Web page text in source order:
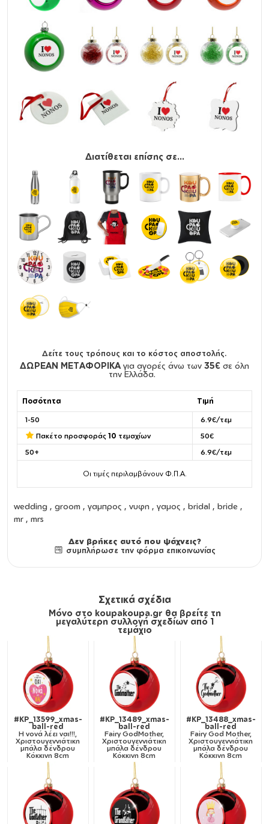
Διατίθεται επίσης σε...
Δείτε τους τρόπους και το κόστος αποστολής.
ΔΩΡΕΑΝ ΜΕΤΑΦΟΡΙΚΑ για αγορές άνω των 35€ σε όλη
την Ελλάδα.
Ποσότητα Τιμή
1-50
6.9€/τεμ
Πακέτο προσφοράς 10 τεμαχίων
50€
50+
6.9€/τεμ
Οι τιμές περιλαμβάνουν Φ.Π.Α.
wedding , groom , γαμπρος , νυφη , γαμος , bridal , bride ,
mr , mrs
Δεν βρήκες αυτό που ψάχνεις?
συμπλήρωσε την φόρμα επικοινωνίας
Σχετικά σχέδια
Μόνο στο koupakoupa.gr θα βρείτε τη
μεγαλύτερη συλλογή σχεδίων από 1
τεμάχιο
#KP_13599_xmas-
ball-red
Η νονά λέει ναι!!!,
Χριστουγεννιάτικη
μπάλα δένδρου
Κόκκινη 8cm
#KP_13489_xmas-
ball-red
Fairy GodMother,
Χριστουγεννιάτικη
μπάλα δένδρου
Κόκκινη 8cm
#KP_13488_xmas-
ball-red
Fairy God Mother,
Χριστουγεννιάτικη
μπάλα δένδρου
Κόκκινη 8cm